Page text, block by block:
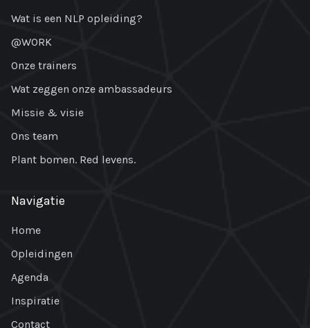
Wat is een NLP opleiding?
@WORK
Onze trainers
Wat zeggen onze ambassadeurs
Missie & visie
Ons team
Plant bomen. Red levens.
Navigatie
Home
Opleidingen
Agenda
Inspiratie
Contact